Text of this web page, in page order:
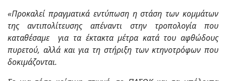
«Προκαλεί πραγματικά εντύπωση η στάση των κομμάτων
της αντιπολίτευσης απέναντι στην τροπολογία που
καταθέσαμε για τα έκτακτα μέτρα κατά του αφθώδους
πυρετού, αλλά και για τη στήριξη των κτηνοτρόφων που
δοκιμάζονται.